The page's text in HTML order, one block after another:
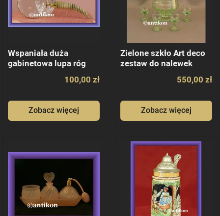
Wspaniała duża
gabinetowa lupa róg
100,00 zł
Zobacz więcej
Zielone szkło Art deco
zestaw do nalewek
550,00 zł
Zobacz więcej